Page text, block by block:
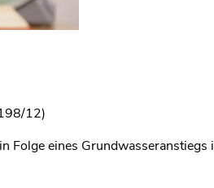
12)
Folge eines